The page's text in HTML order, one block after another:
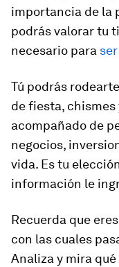
importancia de la
podrás valorar tu
necesario para
Tú podrás
de fiesta, chismes
acompañado de
negocios,
vida. Es tu
información le
Recuerda que
con las cuales
Analiza y mira